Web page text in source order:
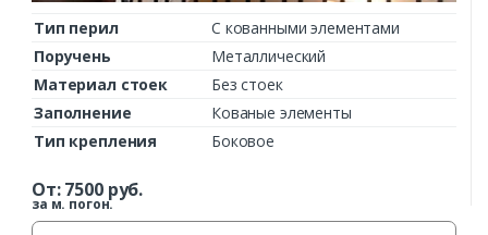
Тип перил
С кованными элементами
Поручень
Металлический
Материал стоек
Без стоек
Заполнение
Кованые элементы
Тип крепления
Боковое
От:7500руб.
за м. погон.